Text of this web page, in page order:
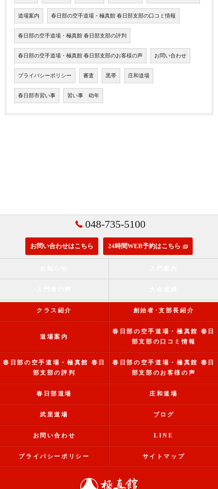
道場案内 春日部の空手道場・極真館 春日部支部の口コミ情報
春日部の空手道場・極真館 春日部支部の評判
春日部の空手道場・極真館 春日部支部のお客様の声 お問い合わせ
プライバシーポリシー 審査 黒帯 庄和道場
春日部市習い事 習い事 幼年
048-735-5100
お問い合わせはこちら 24時間WEB予約はこちら
クラス紹介 創始者･支部長紹介
道場案内
春日部の空手道場・極真館 春日
部支部の口コミ情報
春日部の空手道場・極真館 春日
部支部の評判
春日部の空手道場・極真館 春日
部支部のお客様の声
春日部道場 庄和道場
武里道場 ブログ
お問い合わせ LINE
プライバシーポリシー サイトマップ